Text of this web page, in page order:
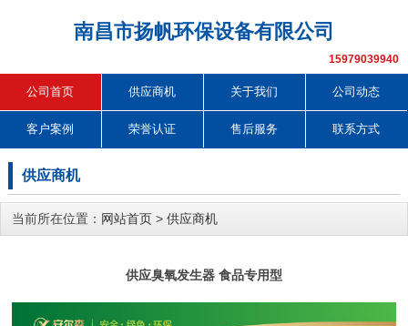
南昌市扬帆环保设备有限公司
15979039940
公司首页 供应商机 关于我们 公司动态
客户案例 荣誉认证 售后服务 联系方式
供应商机
当前所在位置： 网站首页 > 供应商机
供应臭氧发生器 食品专用型